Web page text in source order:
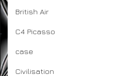
British Air
C4 Picasso
case
Civilisation